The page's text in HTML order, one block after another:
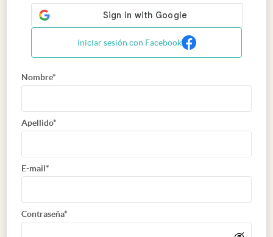
Iniciar sesión con Facebook
Nombre*
Apellido*
E-mail*
Contraseña*